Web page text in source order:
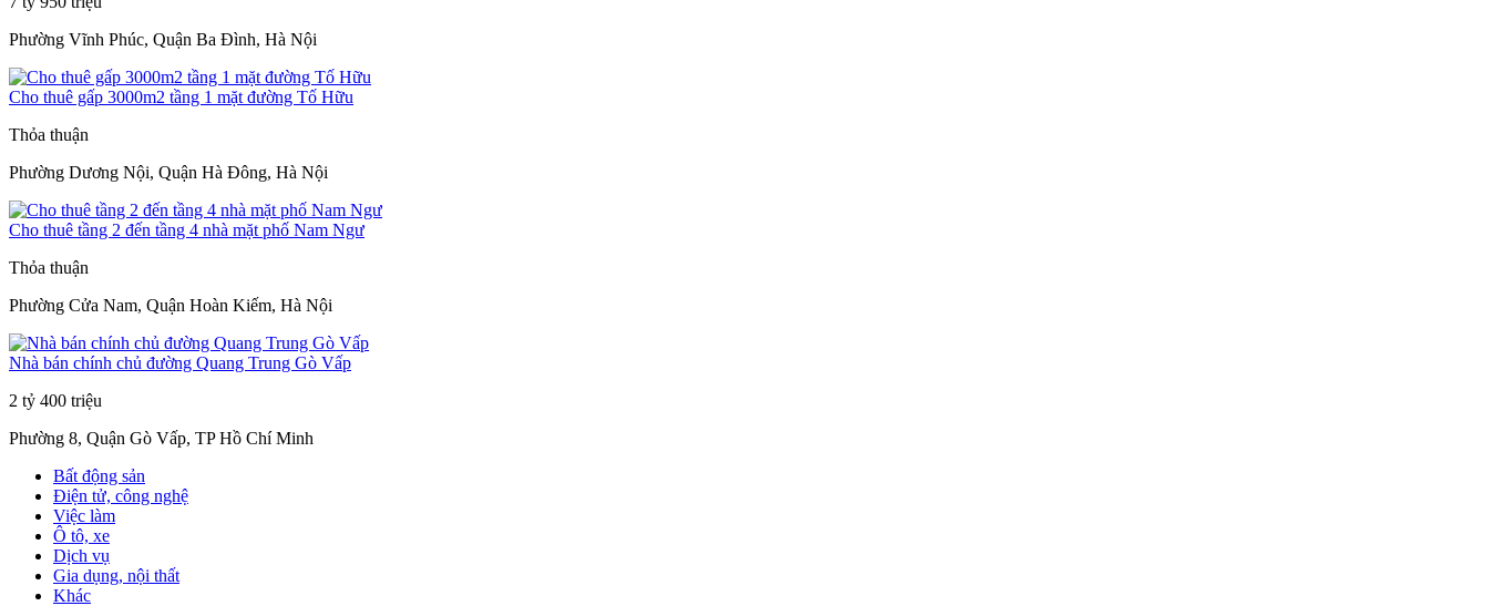
Phường Vĩnh Phúc, Quận Ba Đình, Hà Nội
Cho thuê gấp 3000m2 tầng 1 mặt đường Tố Hữu
Thỏa thuận
Phường Dương Nội, Quận Hà Đông, Hà Nội
Cho thuê tầng 2 đến tầng 4 nhà mặt phố Nam Ngư
Thỏa thuận
Phường Cửa Nam, Quận Hoàn Kiếm, Hà Nội
Nhà bán chính chủ đường Quang Trung Gò Vấp
2 tỷ 400 triệu
Phường 8, Quận Gò Vấp, TP Hồ Chí Minh
Bất động sản
Điện tử, công nghệ
Việc làm
Ô tô, xe
Dịch vụ
Gia dụng, nội thất
Khác